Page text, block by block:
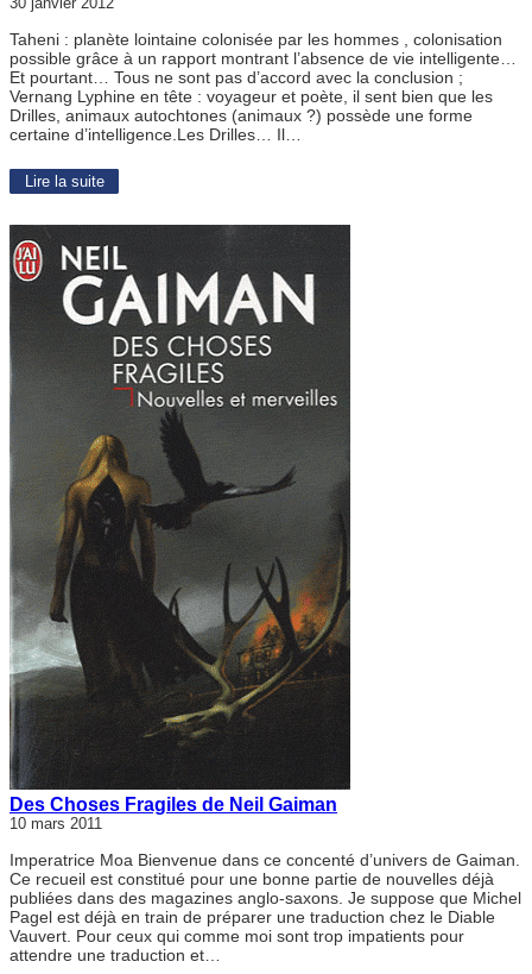
Taheni : planète lointaine colonisée par les hommes , colonisation
possible grâce à un rapport montrant l’absence de vie intelligente…
Et pourtant… Tous ne sont pas d’accord avec la conclusion ;
Vernang Lyphine en tête : voyageur et poète, il sent bien que les
Drilles, animaux autochtones (animaux ?) possède une forme
certaine d’intelligence.Les Drilles… Il…
Lire la suite
Des Choses Fragiles de Neil Gaiman
10 mars 2011
Imperatrice Moa Bienvenue dans ce concenté d’univers de Gaiman.
Ce recueil est constitué pour une bonne partie de nouvelles déjà
publiées dans des magazines anglo-saxons. Je suppose que Michel
Pagel est déjà en train de préparer une traduction chez le Diable
Vauvert. Pour ceux qui comme moi sont trop impatients pour
attendre une traduction et…